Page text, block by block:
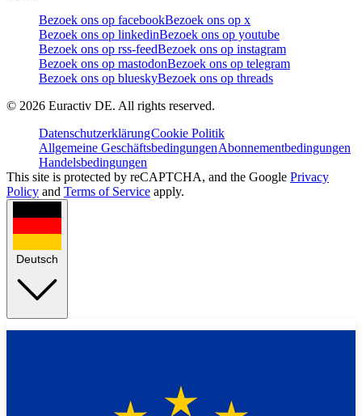
Bezoek ons op facebookBezoek ons op x
Bezoek ons op linkedinBezoek ons op youtube
Bezoek ons op rss-feedBezoek ons op instagram
Bezoek ons op mastodonBezoek ons op telegram
Bezoek ons op blueskyBezoek ons op threads
© 2026 Euractiv DE. All rights reserved.
DatenschutzerklärungCookie Politik
Allgemeine GeschäftsbedingungenAbonnementbedingungen
Handelsbedingungen
This site is protected by reCAPTCHA, and the Google Privacy
Policy and Terms of Service apply.
Deutsch